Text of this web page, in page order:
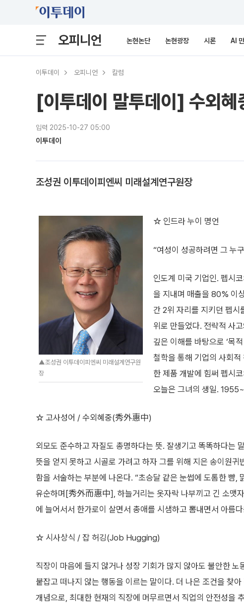
오피니언 논현논단 논현광장 시론 AI
이투데이 오피니언 칼럼
[이투데이 말투데이] 수외
입력 2025-10-27 05:00
이투데이
조성권 이투데이피엔씨 미래설계연구원장
▲조성권 이투데이피엔씨 미래설계연구원
장
☆ 인드라 누이 명언
“여성이 성공하려면 그 누
인도계 미국 기업인. 펩시
을 지내며 매출을 80% 이
간 2위 자리를 지키던 펩시
위로 만들었다. 전략적 사
깊은 이해를 바탕으로 ‘목
철학을 통해 기업의 사회
한 제품 개발에 힘써 펩시
오늘은 그녀의 생일.
☆ 고사성어 / 수외혜중(秀外惠中)
외모도 준수하고 자질도 총명하다는 뜻. 잘생기고 똑똑하다는
뜻을 얻지 못하고 시골로 가려고 하자 그를 위해 지은 송이원
함을 서술하는 부분에 나온다. “초승달 같은 눈썹에 도톰한 뺨
유순하며[秀外而惠中], 하늘거리는 옷자락 나부끼고 긴 소맷
에 늘어서서 한가로이 살면서 총애를 시샘하고 뽐내면서 아름
☆ 시사상식 / 잡 허깅(Job Hugging)
직장이 마음에 들지 않거나 성장 기회가 많지 않아도 불안한
붙잡고 떠나지 않는 행동을 이르는 말이다. 더 나은 조건을 찾
개념으로, 최대한 현재의 직장에 머무르면서 직업의 안전성을